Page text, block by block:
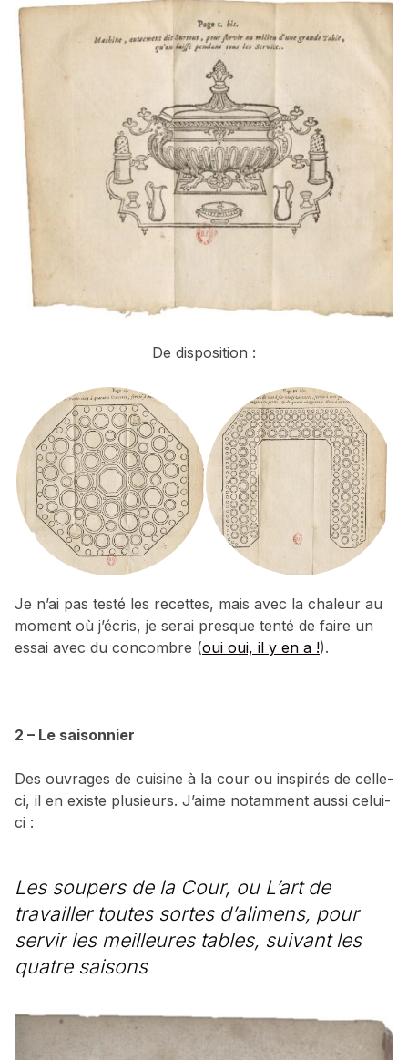
De disposition :
Je n’ai pas testé les recettes, mais avec la chaleur au
moment où j’écris, je serai presque tenté de faire un
essai avec du concombre (oui oui, il y en a !).
2 – Le saisonnier
Des ouvrages de cuisine à la cour ou inspirés de celle-
ci, il en existe plusieurs. J’aime notamment aussi celui-
ci :
Les soupers de la Cour, ou L’art de
travailler toutes sortes d’alimens, pour
servir les meilleures tables, suivant les
quatre saisons